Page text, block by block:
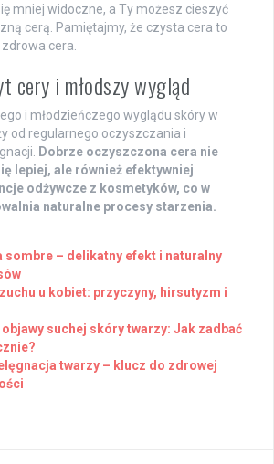
mniej widoczne, a Ty możesz cieszyć
cerą. Pamiętajmy, że czysta cera to
cera.
cery i młodszy wygląd
i młodzieńczego wyglądu skóry w
od regularnego oczyszczania i
Dobrze oczyszczona cera nie
lepiej, ale również efektywniej
odżywcze z kosmetyków, co w
naturalne procesy starzenia.
sombre – delikatny efekt i naturalny
u kobiet: przyczyny, hirsutyzm i
objawy suchej skóry twarzy: Jak zadbać
twarzy – klucz do zdrowej